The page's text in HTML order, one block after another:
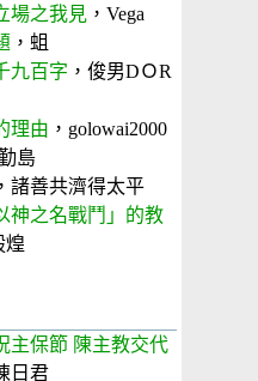
場之我見 ，Vega
，蛆
九百字 ，俊男DＯR
理由 ，golowai2000
島
，諸善共濟得太平
神之名戰鬥」的教
煌
主保節 陳主教交代
日君